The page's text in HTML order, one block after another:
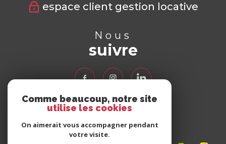
espace client gestion locative
Nous
suivre
Nous
adhérons
Comme beaucoup, notre site
utilise les cookies
On aimerait vous accompagner pendant
votre visite.